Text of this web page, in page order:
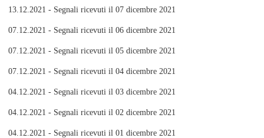
13.12.2021 - Segnali ricevuti il 07 dicembre 2021
07.12.2021 - Segnali ricevuti il 06 dicembre 2021
07.12.2021 - Segnali ricevuti il 05 dicembre 2021
07.12.2021 - Segnali ricevuti il 04 dicembre 2021
04.12.2021 - Segnali ricevuti il 03 dicembre 2021
04.12.2021 - Segnali ricevuti il 02 dicembre 2021
04.12.2021 - Segnali ricevuti il 01 dicembre 2021